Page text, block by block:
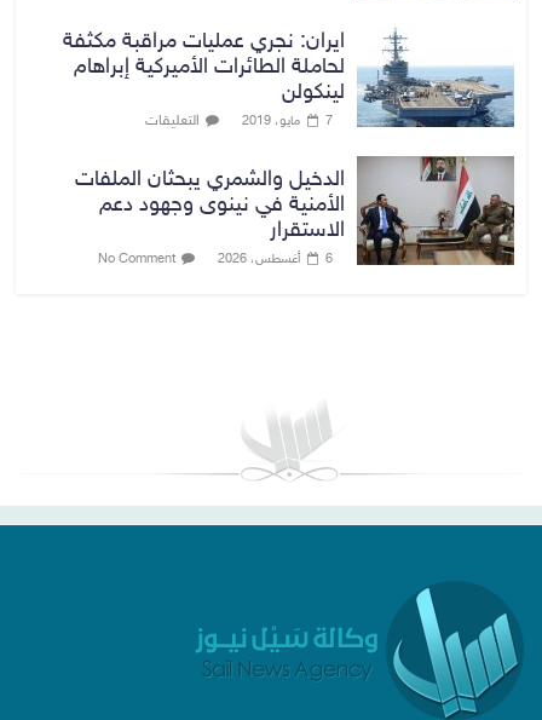
ايران: نجري عمليات مراقبة مكثفة
لحاملة الطائرات الأميركية إبراهام
لینكولن
7 مايو، 2019 التعليقات
الدخيل والشمري يبحثان الملفات
الأمنية في نينوى وجهود دعم
الاستقرار
6 أغسطس، 2026 No Comment